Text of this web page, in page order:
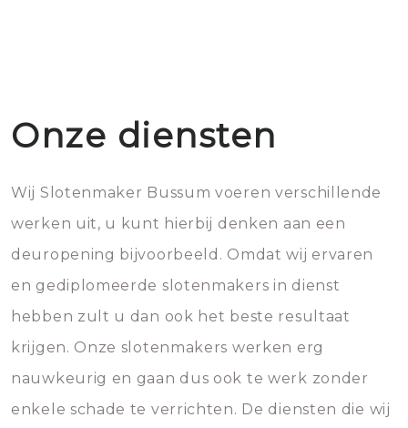
Onze diensten
Wij Slotenmaker Bussum voeren verschillende
werken uit, u kunt hierbij denken aan een
deuropening bijvoorbeeld. Omdat wij ervaren
en gediplomeerde slotenmakers in dienst
hebben zult u dan ook het beste resultaat
krijgen. Onze slotenmakers werken erg
nauwkeurig en gaan dus ook te werk zonder
enkele schade te verrichten. De diensten die wij